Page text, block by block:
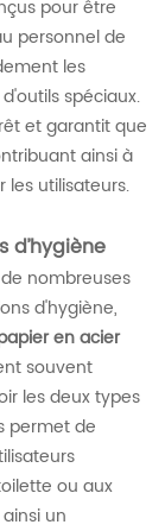
pour être
personnel de
les
spéciaux.
et garantit que
ainsi à
les utilisateurs.
d’hygiène
nombreuses
d'hygiène,
en acier
souvent
les deux types
permet de
ou aux
un